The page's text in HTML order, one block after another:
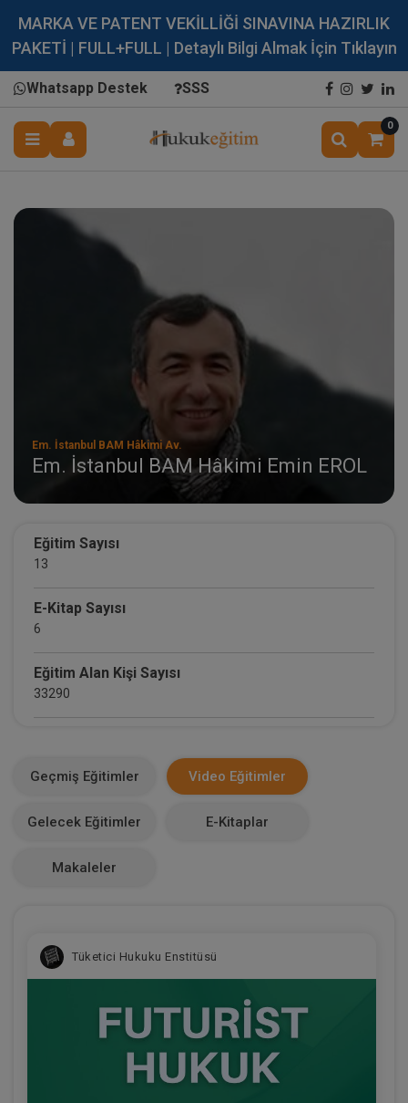
MARKA VE PATENT VEKİLLİĞİ SINAVINA HAZIRLIK
PAKETİ | FULL+FULL | Detaylı Bilgi Almak İçin Tıklayın
Whatsapp Destek SSS
0
Em. İstanbul BAM Hâkimi Av.
Em. İstanbul BAM Hâkimi Emin EROL
Eğitim Sayısı
13
E-Kitap Sayısı
6
Eğitim Alan Kişi Sayısı
33290
0
Geçmiş Eğitimler Video Eğitimler
Gelecek Eğitimler E-Kitaplar
Makaleler
Tüketici Hukuku Enstitüsü